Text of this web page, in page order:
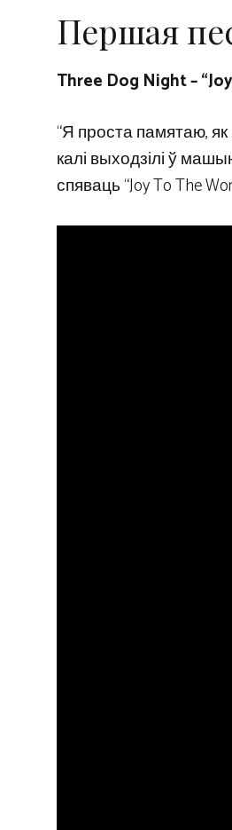
Першая
Three Dog Night –
“Я проста памятаю,
калі выходзілі ў
спяваць “Joy To The